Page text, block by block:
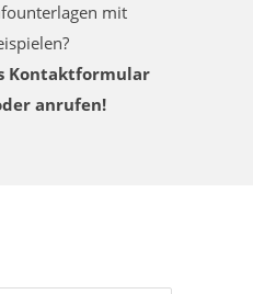
mit
Kontaktformular
anrufen!